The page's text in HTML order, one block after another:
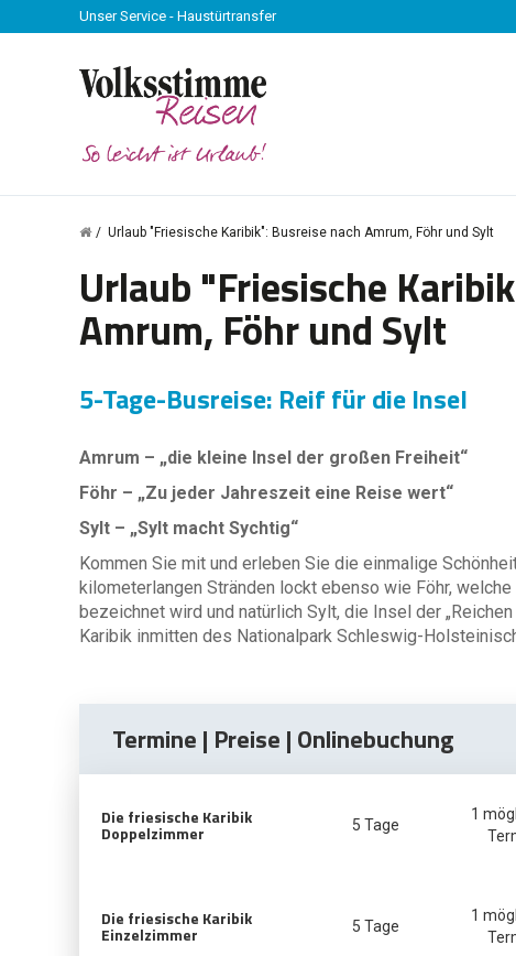
Unser Service - Haustürtransfer
Urlaub "Friesische Karibik": Busreise nach Amrum, Föhr und Sylt
Urlaub "Friesische
Amrum, Föhr und Sylt
5-Tage-Busreise: Reif für die Insel
Amrum – „die kleine Insel der großen Freiheit“
Föhr – „Zu jeder Jahreszeit eine Reise wert“
Sylt – „Sylt macht Sychtig“
Kommen Sie mit und erleben Sie die einmalige
kilometerlangen Stränden lockt ebenso wie Föhr,
bezeichnet wird und natürlich Sylt, die Insel der
Karibik inmitten des Nationalpark Schleswig-
Termine | Preise | Onlinebuchung
Die friesische Karibik
Doppelzimmer 5 Tage
1
Die friesische Karibik
Einzelzimmer 5 Tage
1